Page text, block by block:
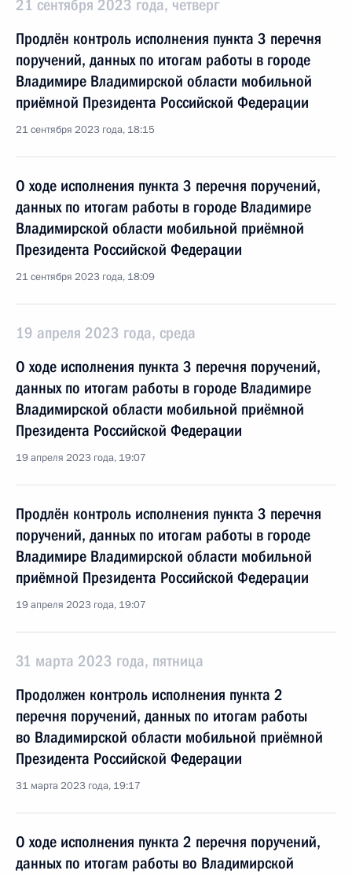
21 сентября 2023 года, четверг
Продлён контроль исполнения пункта 3 перечня
поручений, данных по итогам работы в городе
Владимире Владимирской области мобильной
приёмной Президента Российской Федерации
21 сентября 2023 года, 18:15
О ходе исполнения пункта 3 перечня поручений,
данных по итогам работы в городе Владимире
Владимирской области мобильной приёмной
Президента Российской Федерации
21 сентября 2023 года, 18:09
19 апреля 2023 года, среда
О ходе исполнения пункта 3 перечня поручений,
данных по итогам работы в городе Владимире
Владимирской области мобильной приёмной
Президента Российской Федерации
19 апреля 2023 года, 19:07
Продлён контроль исполнения пункта 3 перечня
поручений, данных по итогам работы в городе
Владимире Владимирской области мобильной
приёмной Президента Российской Федерации
19 апреля 2023 года, 19:07
31 марта 2023 года, пятница
Продолжен контроль исполнения пункта 2
перечня поручений, данных по итогам работы
во Владимирской области мобильной приёмной
Президента Российской Федерации
31 марта 2023 года, 19:17
О ходе исполнения пункта 2 перечня поручений,
данных по итогам работы во Владимирской